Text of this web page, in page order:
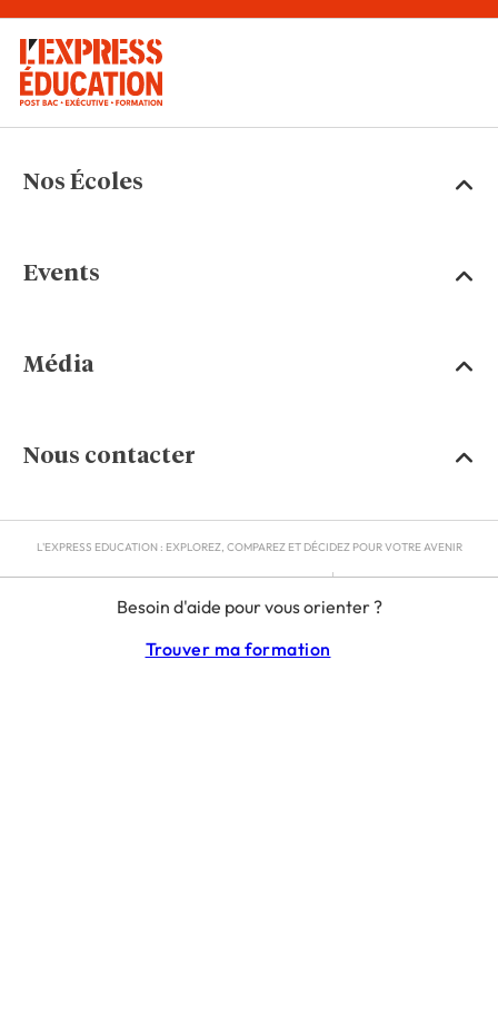
Besoin d'aide pour vous orienter ?
Trouver ma formation
Nos Écoles
Events
Média
Nous contacter
L'EXPRESS EDUCATION : EXPLOREZ, COMPAREZ ET DÉCIDEZ POUR VOTRE AVENIR
RGPD